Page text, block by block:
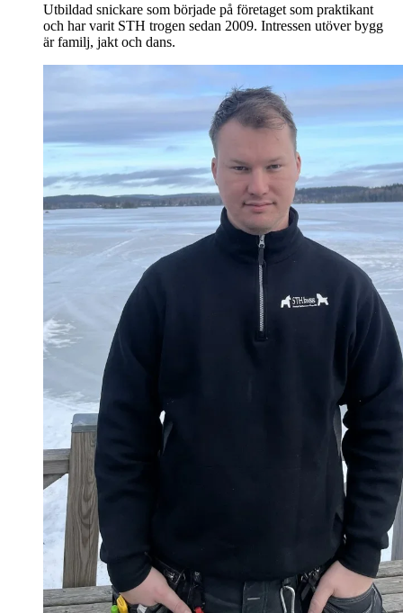
Utbildad snickare som började på företaget som praktikant
och har varit STH trogen sedan 2009. Intressen utöver bygg
är familj, jakt och dans.